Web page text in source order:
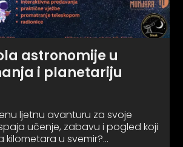
astronomije u
i planetariju
ljetnu avanturu za svoje
učenje, zabavu i pogled koji
kilometara u svemir?…